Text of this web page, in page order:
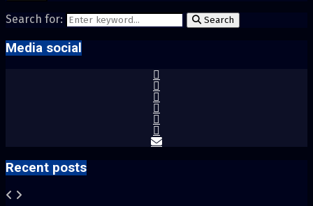
Search for: Search
Media social
Recent posts